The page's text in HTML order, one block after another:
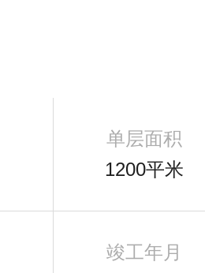
单层面积
1200平米
竣工年月